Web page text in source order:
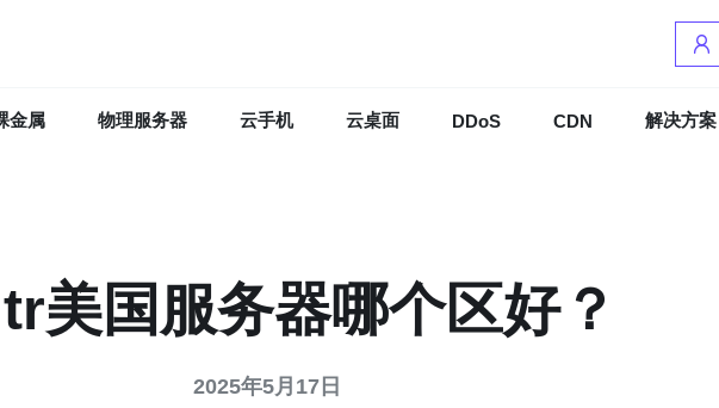
金属 物理服务器 云手机 云桌面 DDoS CDN 解决方案
美国服务器哪个区好？
2025年5月17日